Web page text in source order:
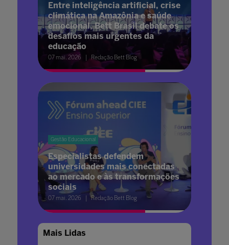
Entre inteligência artificial, crise
climática na Amazônia e saúde
emocional, Bett Brasil debate os
desafios mais urgentes da
educação
07 mai. 2026 Redação Bett Blog
Gestão Educacional
Especialistas defendem
universidades mais conectadas
ao mercado e às transformações
sociais
07 mai. 2026 Redação Bett Blog
Mais Lidas